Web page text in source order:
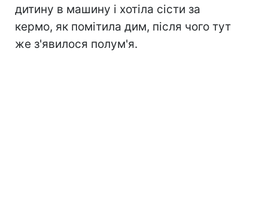
дитину в машину і хотіла сісти за
кермо, як помітила дим, після чого тут
же з'явилося полум'я.